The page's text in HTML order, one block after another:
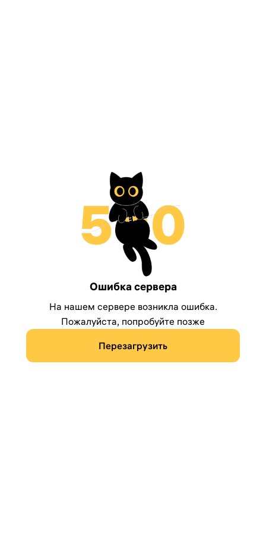
Ошибка сервера
На нашем сервере возникла ошибка.
Пожалуйста, попробуйте позже
Перезагрузить